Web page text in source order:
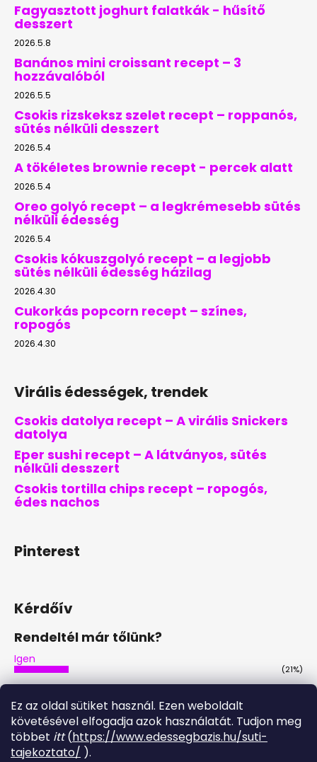
Ez az oldal sütiket használ. Ezen weboldalt
követésével elfogadja azok használatát. Tudjon meg
többet itt(https://www.edessegbazis.hu/suti-
tajekoztato/ ).
Fagyasztott joghurt falatkák - hűsítő
desszert
2026.5.8
Banános mini croissant recept – 3
hozzávalóból
2026.5.5
Csokis rizskeksz szelet recept – roppanós,
sütés nélküli desszert
2026.5.4
A tökéletes brownie recept - percek alatt
2026.5.4
Oreo golyó recept – a legkrémesebb sütés
nélküli édesség
2026.5.4
Csokis kókuszgolyó recept – a legjobb
sütés nélküli édesség házilag
2026.4.30
Cukorkás popcorn recept – színes,
ropogós
2026.4.30
Virális édességek, trendek
Csokis datolya recept – A virális Snickers
datolya
Eper sushi recept – A látványos, sütés
nélküli desszert
Csokis tortilla chips recept – ropogós,
édes nachos
Pinterest
Kérdőív
Rendeltél már tőlünk?
Igen
(21%)
Nem
Nem, de tervezem
(29%)
Igen, többször is